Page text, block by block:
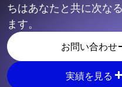
ちはあなたと共に次な
ます。
お問い合わせ
実績を見る